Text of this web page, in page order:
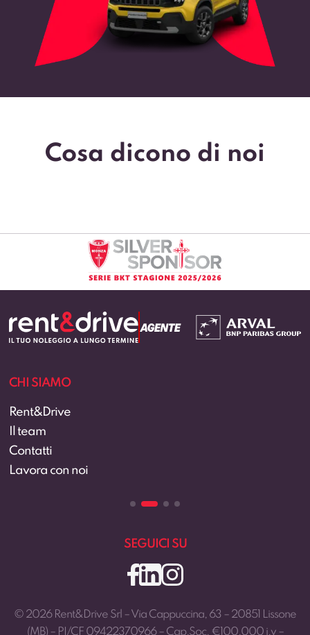
Cosa dicono di noi
CHI SIAMO
Rent&Drive
Il team
Contatti
Lavora con noi
SEGUICI SU
© 2026 Rent&Drive Srl – Via Cappuccina, 63 – 20851 Lissone
(MB) – PI/CF 09422370966 – Cap.Soc. €100.000 i.v –